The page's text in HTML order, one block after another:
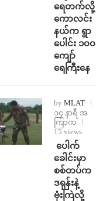
ရေတက်လို့
ကောလင်း
နယ်က ရွာ
ပေါင်း ၁၀၀
ကျော်
ရေကြီးနေ
by MLAT
၁၄ နာရီ အ
ကြာက
15 views
⁩ ⁨ပေါက်
ခေါင်းမှာ
စစ်တပ်က
ဒရုန်းနဲ့
ဗုံးကြဲလို့